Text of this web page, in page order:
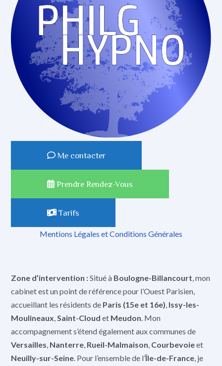
Me contacter
Prendre Rendez-Vous
Tarifs
Mentions Légales et Conditions Générales
Zone d’intervention :Situé à Boulogne-Billancourt, mon
cabinet est un point de référence pour l’Ouest Parisien,
accueillant les résidents de Paris (15e et 16e), Issy-les-
Moulineaux,Saint-Cloud et Meudon. Mon
accompagnement s’étend également aux communes de
Versailles, Nanterre, Rueil-Malmaison, Courbevoieet
Neuilly-sur-Seine. Pour l’ensemble de l’Île-de-France, je